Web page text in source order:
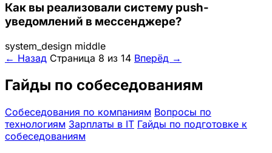
Как вы реализовали систему push-
уведомлений в мессенджере?
system_design middle
← Назад Страница 8 из 14 Вперёд →
Гайды по собеседованиям
Собеседования по компаниям Вопросы по
технологиям Зарплаты в IT Гайды по подготовке к
собеседованиям